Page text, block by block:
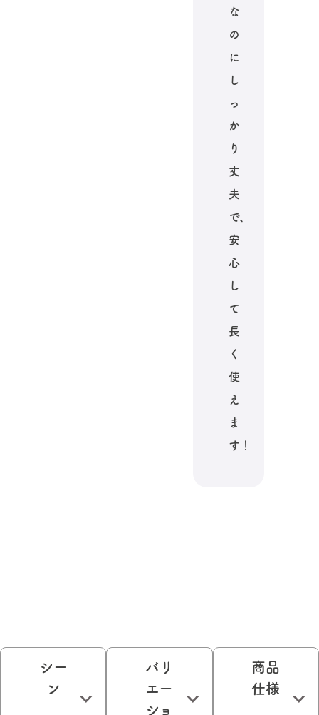
な
の
に
し
っ
か
り
丈
夫
で、
安
心
し
て
長
く
使
え
ま
す！
シー
ン
バリ
エー
ショ
商品
仕様